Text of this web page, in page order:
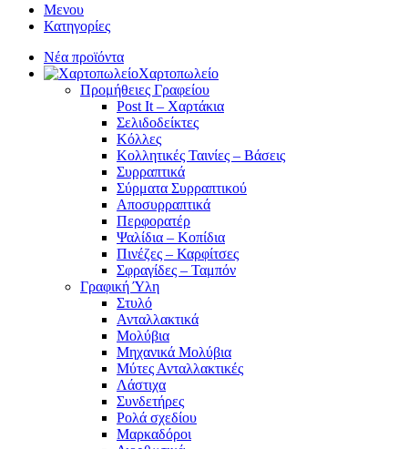
Μενου
Κατηγορίες
Νέα προϊόντα
Χαρτοπωλείο
Προμήθειες Γραφείου
Post It – Χαρτάκια
Σελιδοδείκτες
Κόλλες
Κολλητικές Ταινίες – Βάσεις
Συρραπτικά
Σύρματα Συρραπτικού
Αποσυρραπτικά
Περφορατέρ
Ψαλίδια – Κοπίδια
Πινέζες – Καρφίτσες
Σφραγίδες – Ταμπόν
Γραφική Ύλη
Στυλό
Ανταλλακτικά
Μολύβια
Μηχανικά Μολύβια
Μύτες Ανταλλακτικές
Λάστιχα
Συνδετήρες
Ρολά σχεδίου
Μαρκαδόροι